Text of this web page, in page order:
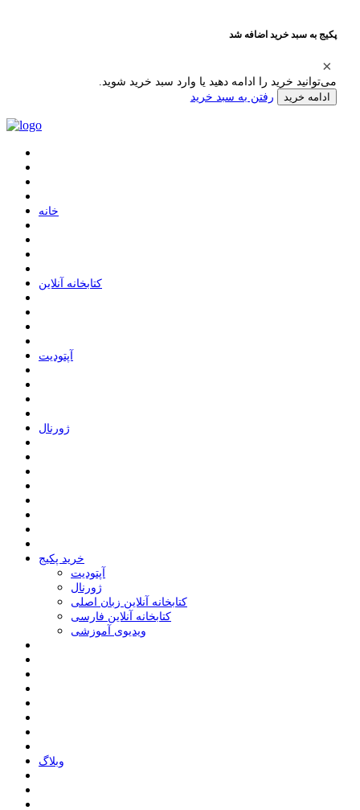
پکیج به سبد خرید اضافه شد
می‌توانید خرید را ادامه دهید یا وارد سبد خرید شوید.
ادامه خرید رفتن به سبد خرید
ﺧﺎﻧﻪ
ﮐﺘﺎﺑﺨﺎﻧﻪ ﺁﻧﻼﯾﻦ
ﺁﭘﺘﻮﺩﯾﺖ
ﮊﻭﺭﻧﺎﻝ
خرید پکیج
ﺁﭘﺘﻮﺩﯾﺖ
ﮊﻭﺭﻧﺎﻝ
کتابخانه آنلاین زبان اصلی
کتابخانه آنلاین فارسی
ویدیوی آموزشی
وبلاگ